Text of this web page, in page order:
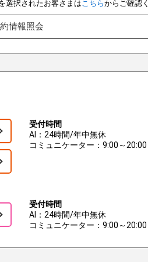
選択されたお客さまはこちらからご確認
情報照会
受付時間
AI：24時間/年中無休
コミュニケーター：9:00～20:00
受付時間
AI：24時間/年中無休
コミュニケーター：9:00～20:00